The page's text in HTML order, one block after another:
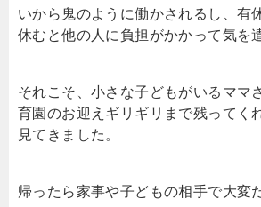
いから鬼のように働かされるし、有
休むと他の人に負担がかかって気を
それこそ、小さな子どもがいるママ
育園のお迎えギリギリまで残ってく
見てきました。
帰ったら家事や子どもの相手で大変